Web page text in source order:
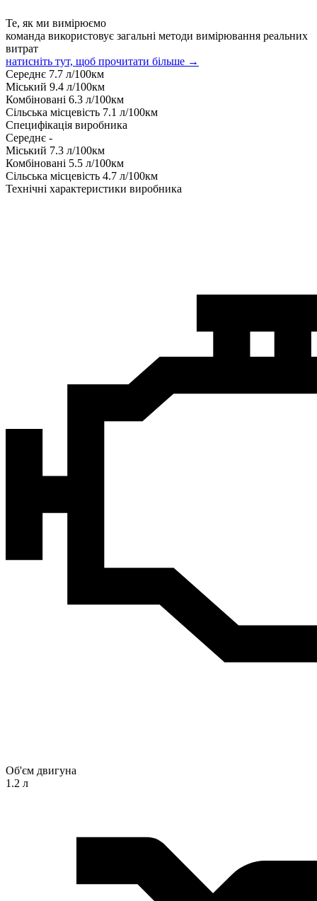
Те, як ми вимірюємо
команда використовує загальні методи вимірювання реальних
витрат
натисніть тут, щоб прочитати більше →
Середнє 7.7 л/100км
Міський 9.4 л/100км
Комбіновані 6.3 л/100км
Сільська місцевість 7.1 л/100км
Специфікація виробника
Середнє -
Міський 7.3 л/100км
Комбіновані 5.5 л/100км
Сільська місцевість 4.7 л/100км
Технічні характеристики виробника
Об'єм двигуна
1.2 л